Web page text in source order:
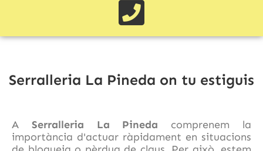
Serralleria La Pineda on tu estiguis
A Serralleria La Pineda comprenem la
importància d'actuar ràpidament en situacions